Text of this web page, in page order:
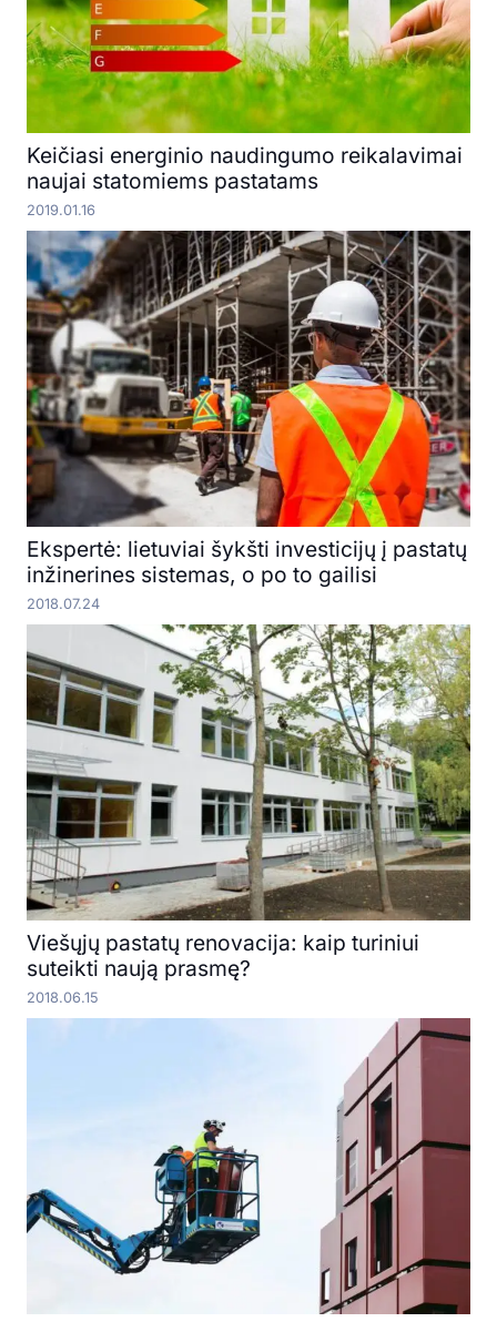
Keičiasi energinio naudingumo reikalavimai
naujai statomiems pastatams
2019.01.16
Ekspertė: lietuviai šykšti investicijų į pastatų
inžinerines sistemas, o po to gailisi
2018.07.24
Viešųjų pastatų renovacija: kaip turiniui
suteikti naują prasmę?
2018.06.15